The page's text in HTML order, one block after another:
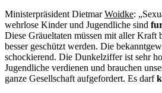
Ministerpräsident DietmarWoidke:
wehrlose Kinder und Jugendliche sind
Diese Gräueltaten müssen mit aller Kraft
besser geschützt werden. Die
schockierend. Die Dunkelziffer ist sehr
Jugendliche verdienen und brauchen
ganze Gesellschaft aufgefordert. Es darf